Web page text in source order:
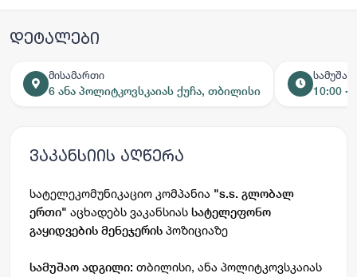
დეტალები
მისამართი
6 ანა პოლიტკოვსკაიას ქუჩა, თბილისი
10:00 -
ვაკანსიის აღწერა
სატელეკომუნიკაციო კომპანია "s.s. გლობალ
ერთი" აცხადებს ვაკანსიას სატელეფონო
გაყიდვების მენეჯერის პოზიციაზე
სამუშაო ადგილი: თბილისი, ანა პოლიტკოვსკაიას